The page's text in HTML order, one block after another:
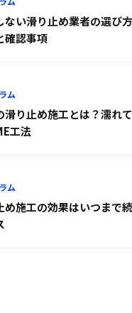
ない滑り止め業者の選び
確認事項
ム
滑り止め施工とは？濡れ
工法
ム
め施工の効果はいつまで